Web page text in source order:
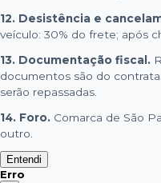
12. Desistência e
veículo: 30% do frete; após
13. Documentação fiscal.
documentos são do
serão repassadas.
14. Foro. Comarca de São
outro.
Entendi
Erro